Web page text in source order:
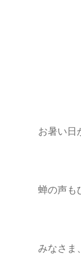
暑
お暑い日
蝉の声も
みなさま